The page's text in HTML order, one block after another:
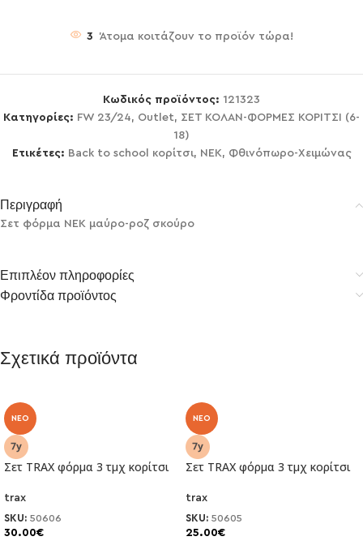
3 Άτομα κοιτάζουν το προϊόν τώρα!
Κωδικός προϊόντος: 121323
Κατηγορίες: FW 23/24, Outlet, ΣΕΤ ΚΟΛΑΝ-ΦΟΡΜΕΣ ΚΟΡΙΤΣΙ (6-
18)
Ετικέτες: Back to school κορίτσι, NEK, Φθινόπωρο-Χειμώνας
Περιγραφή
Σετ φόρμα ΝΕΚ μαύρο-ροζ σκούρο
Επιπλέον πληροφορίες
Φροντίδα προϊόντος
Σχετικά προϊόντα
NEO
Σετ TRAX φόρμα 3 τμχ κορίτσι
trax
SKU: 50606
30.00€
NEO
Σετ TRAX φόρμα 3 τμχ κορίτσι
trax
SKU: 50605
25.00€